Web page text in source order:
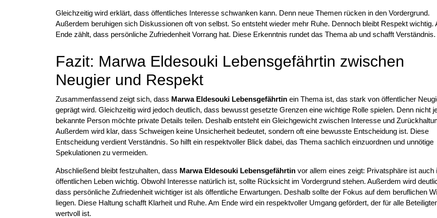
Gleichzeitig wird erklärt, dass öffentliches Interesse schwanken kann. Denn neue Themen rücken in den Vordergrund.
Außerdem beruhigen sich Diskussionen oft von selbst. So entsteht wieder mehr Ruhe. Dennoch bleibt Respekt wichtig.
Ende zählt, dass persönliche Zufriedenheit Vorrang hat. Diese Erkenntnis rundet das Thema ab und schafft Verständnis.
Fazit: Marwa Eldesouki Lebensgefährtin zwischen
Neugier und Respekt
Zusammenfassend zeigt sich, dass Marwa Eldesouki Lebensgefährtin ein Thema ist, das stark von öffentlicher
geprägt wird. Gleichzeitig wird jedoch deutlich, dass bewusst gesetzte Grenzen eine wichtige Rolle spielen. Denn nicht
bekannte Person möchte private Details teilen. Deshalb entsteht ein Gleichgewicht zwischen Interesse und
Außerdem wird klar, dass Schweigen keine Unsicherheit bedeutet, sondern oft eine bewusste Entscheidung ist. Diese
Entscheidung verdient Verständnis. So hilft ein respektvoller Blick dabei, das Thema sachlich einzuordnen und unnötige
Spekulationen zu vermeiden.
Abschließend bleibt festzuhalten, dass Marwa Eldesouki Lebensgefährtin vor allem eines zeigt: Privatsphäre ist auch
öffentlichen Leben wichtig. Obwohl Interesse natürlich ist, sollte Rücksicht im Vordergrund stehen. Außerdem wird
dass persönliche Zufriedenheit wichtiger ist als öffentliche Erwartungen. Deshalb sollte der Fokus auf dem beruflichen
liegen. Diese Haltung schafft Klarheit und Ruhe. Am Ende wird ein respektvoller Umgang gefördert, der für alle
wertvoll ist.